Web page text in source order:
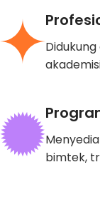
bimtek,